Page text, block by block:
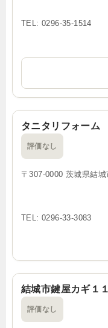
TEL: 0296-35-1514
タニタリフォーム
評価なし
〒307-0000 茨城県結城
TEL: 0296-33-3083
結城市鍵屋カギ１
評価なし